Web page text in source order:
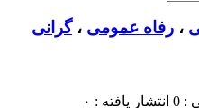
، رفاه عمومی ،گرانی
0 انتشار یافته : ۰